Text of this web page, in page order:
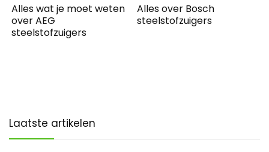
Alles wat je moet weten
over AEG
steelstofzuigers
Alles over Bosch
steelstofzuigers
Laatste artikelen